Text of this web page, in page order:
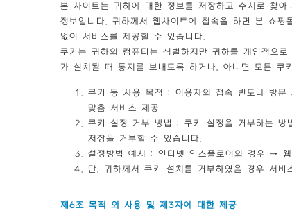
본 사이트는 귀하에 대한 정보를 저장하고 수시로 찾
정보입니다. 귀하께서 웹사이트에 접속을 하면 본 쇼
없이 서비스를 제공할 수 있습니다.
쿠키는 귀하의 컴퓨터는 식별하지만 귀하를 개인적으
가 설치될 때 통지를 보내도록 하거나, 아니면 모든 쿠
쿠키 등 사용 목적 : 이용자의 접속 빈도나 방
맞춤 서비스 제공
쿠키 설정 거부 방법 : 쿠키 설정을 거부하는 방
저장을 거부할 수 있습니다.
설정방법 예시 : 인터넷 익스플로어의 경우 →
단, 귀하께서 쿠키 설치를 거부하였을 경우 서
제6조 목적 외 사용 및 제3자에 대한 제공